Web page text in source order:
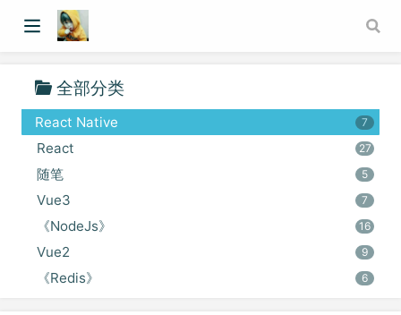
全部分类
React Native 7
React 27
随笔 5
Vue3 7
《NodeJs》 16
Vue2 9
《Redis》 6